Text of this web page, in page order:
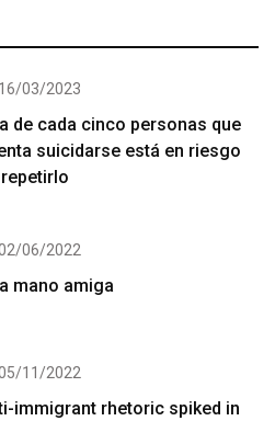
16/03/2023
de cada cinco personas que
suicidarse está en riesgo
06/2022
mano amiga
11/2022
immigrant rhetoric spiked in